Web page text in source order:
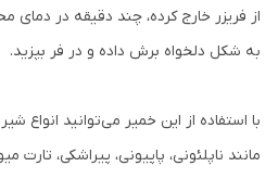
از فریزر خارج کرده، چند دقیقه در
به شکل دلخواه برش داده و در فر بپزید.
با استفاده از این خمیر می‌توانید انواع
مانند ناپلئونی، پاپیونی، پیراشکی، تارت